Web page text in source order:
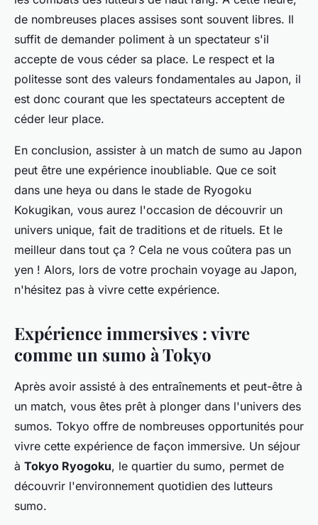
de nombreuses places assises sont souvent libres. Il
suffit de demander poliment à un spectateur s'il
accepte de vous céder sa place. Le respect et la
politesse sont des valeurs fondamentales au Japon, il
est donc courant que les spectateurs acceptent de
céder leur place.
En conclusion, assister à un match de sumo au Japon
peut être une expérience inoubliable. Que ce soit
dans une heya ou dans le stade de Ryogoku
Kokugikan, vous aurez l'occasion de découvrir un
univers unique, fait de traditions et de rituels. Et le
meilleur dans tout ça ? Cela ne vous coûtera pas un
yen ! Alors, lors de votre prochain voyage au Japon,
n'hésitez pas à vivre cette expérience.
Expérience immersives : vivre
comme un sumo à Tokyo
Après avoir assisté à des entraînements et peut-être à
un match, vous êtes prêt à plonger dans l'univers des
sumos. Tokyo offre de nombreuses opportunités pour
vivre cette expérience de façon immersive. Un séjour
à Tokyo Ryogoku, le quartier du sumo, permet de
découvrir l'environnement quotidien des lutteurs
sumo.